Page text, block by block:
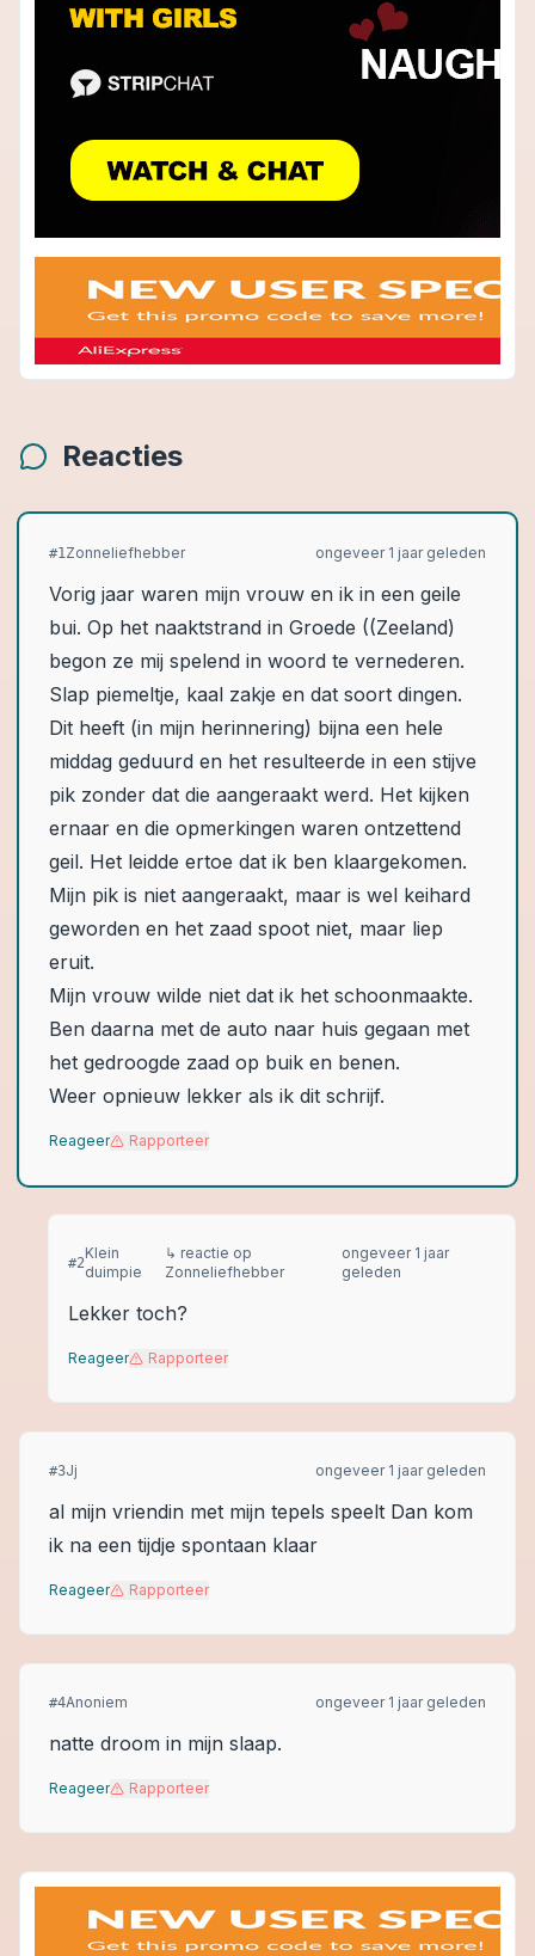
Reacties
#1Zonneliefhebber ongeveer 1 jaar geleden
Vorig jaar waren mijn vrouw en ik in een geile
bui. Op het naaktstrand in Groede ((Zeeland)
begon ze mij spelend in woord te vernederen.
Slap piemeltje, kaal zakje en dat soort dingen.
Dit heeft (in mijn herinnering) bijna een hele
middag geduurd en het resulteerde in een stijve
pik zonder dat die aangeraakt werd. Het kijken
ernaar en die opmerkingen waren ontzettend
geil. Het leidde ertoe dat ik ben klaargekomen.
Mijn pik is niet aangeraakt, maar is wel keihard
geworden en het zaad spoot niet, maar liep
eruit.
Mijn vrouw wilde niet dat ik het schoonmaakte.
Ben daarna met de auto naar huis gegaan met
het gedroogde zaad op buik en benen.
Weer opnieuw lekker als ik dit schrijf.
Reageer Rapporteer
#2
Klein
duimpie
↳ reactie op
Zonneliefhebber
ongeveer 1 jaar
geleden
Lekker toch?
Reageer Rapporteer
#3Jj ongeveer 1 jaar geleden
al mijn vriendin met mijn tepels speelt Dan kom
ik na een tijdje spontaan klaar
Reageer Rapporteer
#4Anoniem ongeveer 1 jaar geleden
natte droom in mijn slaap.
Reageer Rapporteer